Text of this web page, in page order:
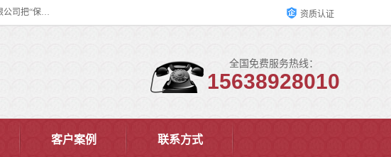
河南力安测控科技有限公司专注提供智慧消防管理系统,智慧消防系统,智慧消防云平台等设备能源管理大数据服务。河南力安测控科技有限公司把“保障设备运行安全可控,让设备管理变得简单”确定为力安的历史使命。 资质认证
全国免费服务热线：
15638928010
客户案例 联系方式